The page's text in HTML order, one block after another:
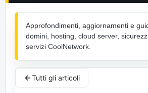
Approfondimenti, aggiornamenti e
domini, hosting, cloud server,
servizi CoolNetwork.
Tutti gli articoli